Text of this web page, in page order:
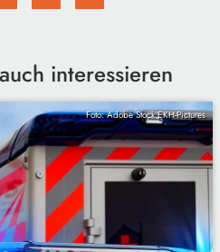
interessieren
Foto: Adobe Stock EKH-Pictures